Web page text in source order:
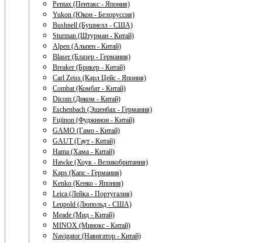
Pentax (Пентакс - Япония)
Yukon (Юкон - Белоруссия)
Bushnell (Бушнелл - США)
Sturman (Штурман - Китай)
Alpen (Альпен - Китай)
Blaser (Блазер - Германия)
Breaker (Брикер - Китай)
Carl Zeiss (Карл Цейс - Япония)
Combat (Комбат - Китай)
Dicom (Диком - Китай)
Eschenbach (Эшенбах - Германия)
Fujinon (Фуджинон - Китай)
GAMO (Гамо - Китай)
GAUT (Гаут - Китай)
Hama (Хама - Китай)
Hawke (Хоук - Великобритания)
Kaps (Капс - Германия)
Kenko (Кенко - Япония)
Leica (Лейка - Португалия)
Leupold (Люпольд - США)
Meade (Мид - Китай)
MINOX (Минокс - Китай)
Navigator (Навигатор - Китай)